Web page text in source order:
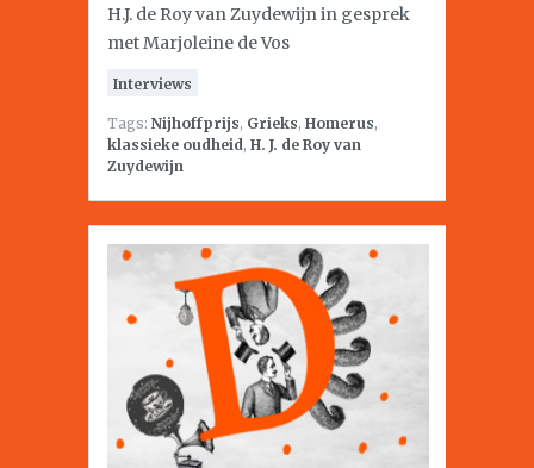
H.J. de Roy van Zuydewijn in gesprek
met Marjoleine de Vos
Interviews
Tags: Nijhoffprijs, Grieks, Homerus,
klassieke oudheid, H. J. de Roy van
Zuydewijn